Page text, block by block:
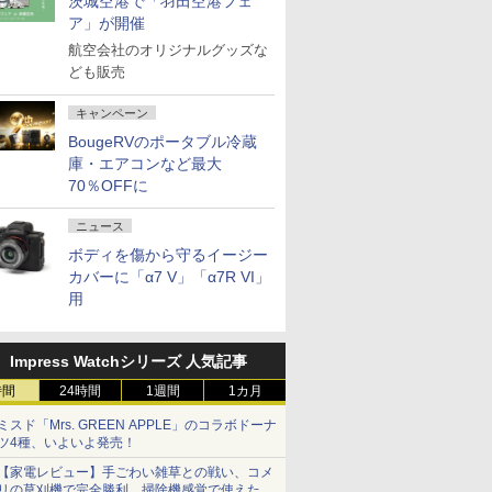
ア」が開催
航空会社のオリジナルグッズな
ども販売
キャンペーン
BougeRVのポータブル冷蔵
庫・エアコンなど最大
70％OFFに
ニュース
ボディを傷から守るイージー
カバーに「α7 V」「α7R VI」
用
Impress Watchシリーズ 人気記事
24時間 1週間 1カ月
スド「Mrs. GREEN APPLE」のコラボドーナ
4種、いよいよ発売！
家電レビュー】手ごわい雑草との戦い、コメ